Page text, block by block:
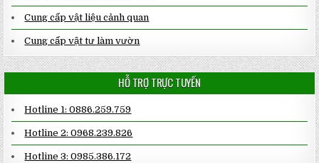
Cung cấp vật liệu cảnh quan
Cung cấp vật tư làm vườn
HỖ TRỢ TRỰC TUYẾN
Hotline 1: 0886.259.759
Hotline 2: 0968.239.826
Hotline 3: 0985.386.172